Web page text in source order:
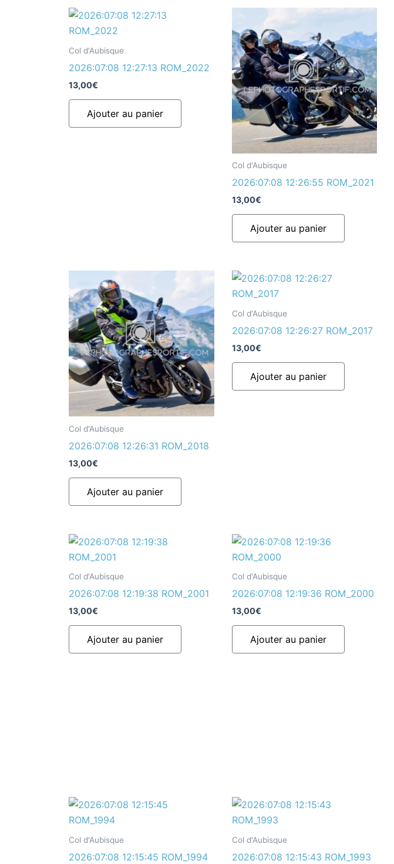
Col d'Aubisque
2026:07:08 12:27:13 ROM_2022
13,00€
Ajouter au panier
Col d'Aubisque
2026:07:08 12:26:55 ROM_2021
13,00€
Ajouter au panier
Col d'Aubisque
2026:07:08 12:26:31 ROM_2018
13,00€
Ajouter au panier
Col d'Aubisque
2026:07:08 12:26:27 ROM_2017
13,00€
Ajouter au panier
Col d'Aubisque
2026:07:08 12:19:38 ROM_2001
13,00€
Ajouter au panier
Col d'Aubisque
2026:07:08 12:19:36 ROM_2000
13,00€
Ajouter au panier
Col d'Aubisque
2026:07:08 12:15:45 ROM_1994
Col d'Aubisque
2026:07:08 12:15:43 ROM_1993